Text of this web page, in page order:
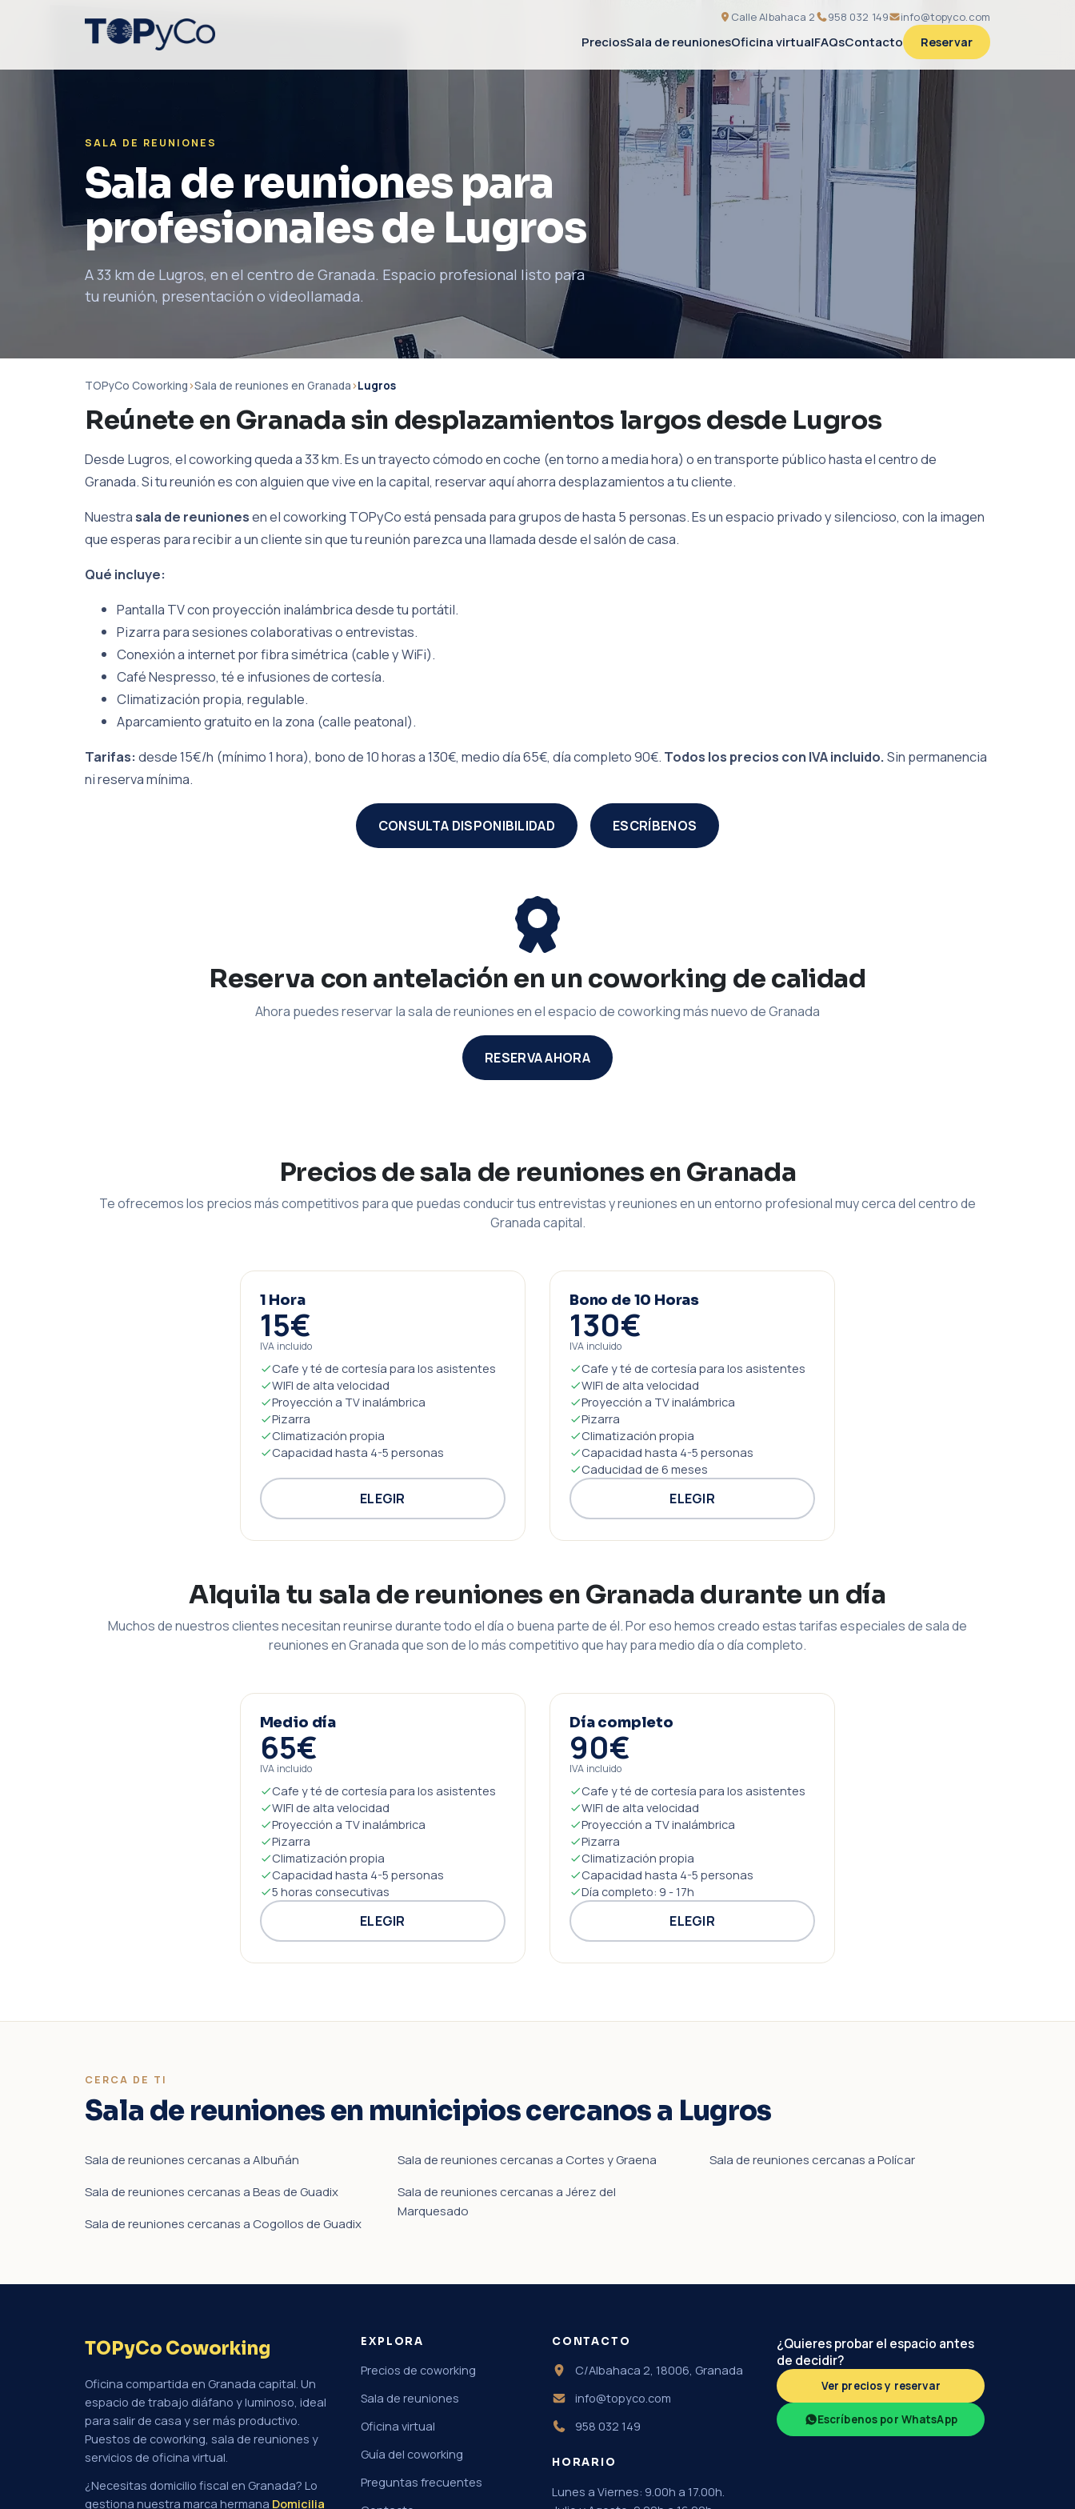
Calle Albahaca 2 958 032 149 info@topyco.com
PreciosSala de reunionesOficina virtualFAQsContacto Reservar
SALA DE REUNIONES
Sala de reuniones para
profesionales de Lugros
A 33 km de Lugros, en el centro de Granada. Espacio profesional listo para
tu reunión, presentación o videollamada.
TOPyCo Coworking›Sala de reuniones en Granada›Lugros
Reúnete en Granada sin desplazamientos largos desde Lugros
Desde Lugros, el coworking queda a 33 km. Es un trayecto cómodo en coche (en torno a media hora) o en transporte público hasta el centro de
Granada. Si tu reunión es con alguien que vive en la capital, reservar aquí ahorra desplazamientos a tu cliente.
Nuestrasala de reunionesen el coworking TOPyCo está pensada para grupos de hasta 5 personas. Es un espacio privado y silencioso, con la imagen
que esperas para recibir a un cliente sin que tu reunión parezca una llamada desde el salón de casa.
Qué incluye:
Pantalla TV con proyección inalámbrica desde tu portátil.
Pizarra para sesiones colaborativas o entrevistas.
Conexión a internet por fibra simétrica (cable y WiFi).
Café Nespresso, té e infusiones de cortesía.
Climatización propia, regulable.
Aparcamiento gratuito en la zona (calle peatonal).
Tarifas: desde 15€/h (mínimo 1 hora), bono de 10 horas a 130€, medio día 65€, día completo 90€. Todos los precios con IVA incluido. Sin permanencia
ni reserva mínima.
CONSULTA DISPONIBILIDAD ESCRÍBENOS
Reserva con antelación en un coworking de calidad
Ahora puedes reservar la sala de reuniones en el espacio de coworking más nuevo de Granada
RESERVA AHORA
Precios de sala de reuniones en Granada
Te ofrecemos los precios más competitivos para que puedas conducir tus entrevistas y reuniones en un entorno profesional muy cerca del centro de
Granada capital.
1 Hora
15€
IVA incluido
Cafe y té de cortesía para los asistentes
WIFI de alta velocidad
Proyección a TV inalámbrica
Pizarra
Climatización propia
Capacidad hasta 4-5 personas
ELEGIR
Bono de 10 Horas
130€
IVA incluido
Cafe y té de cortesía para los asistentes
WIFI de alta velocidad
Proyección a TV inalámbrica
Pizarra
Climatización propia
Capacidad hasta 4-5 personas
Caducidad de 6 meses
ELEGIR
Alquila tu sala de reuniones en Granada durante un día
Muchos de nuestros clientes necesitan reunirse durante todo el día o buena parte de él. Por eso hemos creado estas tarifas especiales de sala de
reuniones en Granada que son de lo más competitivo que hay para medio día o día completo.
Medio día
65€
IVA incluido
Cafe y té de cortesía para los asistentes
WIFI de alta velocidad
Proyección a TV inalámbrica
Pizarra
Climatización propia
Capacidad hasta 4-5 personas
5 horas consecutivas
ELEGIR
Día completo
90€
IVA incluido
Cafe y té de cortesía para los asistentes
WIFI de alta velocidad
Proyección a TV inalámbrica
Pizarra
Climatización propia
Capacidad hasta 4-5 personas
Día completo: 9 - 17h
ELEGIR
CERCA DE TI
Sala de reuniones en municipios cercanos a Lugros
Sala de reuniones cercanas a Albuñán
Sala de reuniones cercanas a Beas de Guadix
Sala de reuniones cercanas a Cogollos de Guadix
Sala de reuniones cercanas a Cortes y Graena
Sala de reuniones cercanas a Jérez del
Marquesado
Sala de reuniones cercanas a Polícar
TOPyCo Coworking
Oficina compartida en Granada capital. Un
espacio de trabajo diáfano y luminoso, ideal
para salir de casa y ser más productivo.
Puestos de coworking, sala de reuniones y
servicios de oficina virtual.
¿Necesitas domicilio fiscal en Granada? Lo
gestiona nuestra marca hermana Domicilia
EXPLORA
Precios de coworking
Sala de reuniones
Oficina virtual
Guía del coworking
Preguntas frecuentes
CONTACTO
C/Albahaca 2, 18006, Granada
info@topyco.com
958 032 149
HORARIO
Lunes a Viernes: 9.00h a 17.00h.
¿Quieres probar el espacio antes
de decidir?
Ver precios y reservar
Escríbenos por WhatsApp